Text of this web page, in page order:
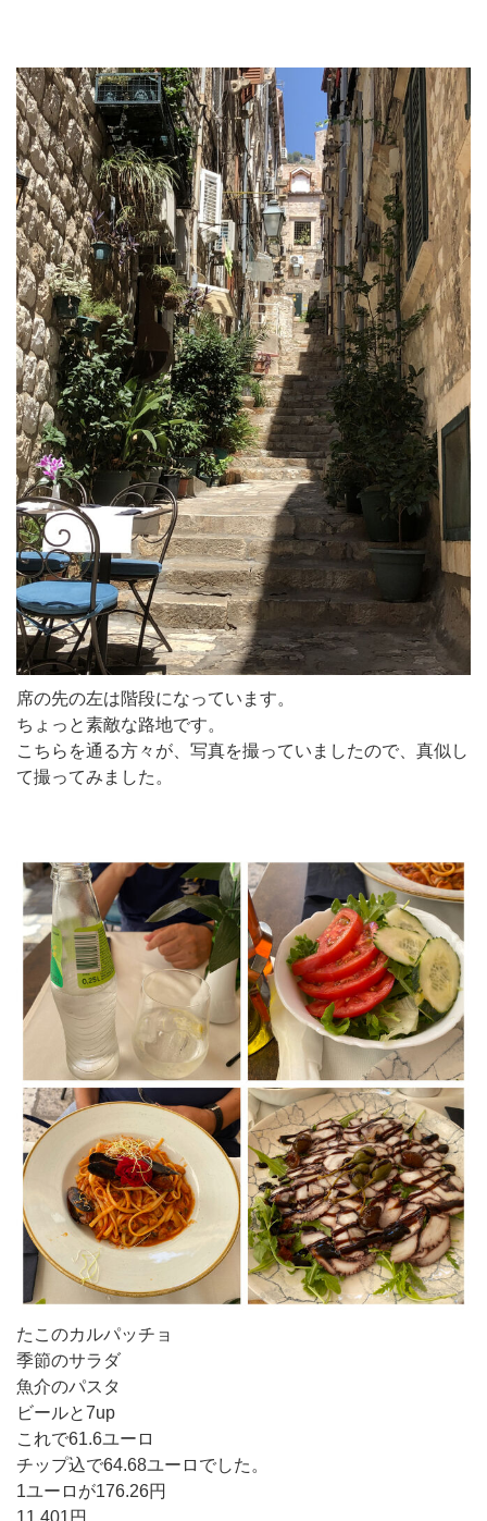
席の先の左は階段になっています。
ちょっと素敵な路地です。
こちらを通る方々が、写真を撮っていましたので、真似し
て撮ってみました。
たこのカルパッチョ
季節のサラダ
魚介のパスタ
ビールと7up
これで61.6ユーロ
チップ込で64.68ユーロでした。
1ユーロが176.26円